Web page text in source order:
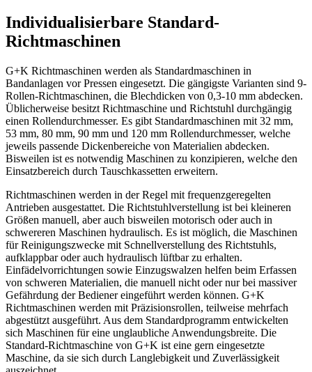
Individualisierbare Standard-
Richtmaschinen
G+K Richtmaschinen werden als Standardmaschinen in
Bandanlagen vor Pressen eingesetzt. Die gängigste Varianten sind 9-
Rollen-Richtmaschinen, die Blechdicken von 0,3-10 mm abdecken.
Üblicherweise besitzt Richtmaschine und Richtstuhl durchgängig
einen Rollendurchmesser. Es gibt Standardmaschinen mit 32 mm,
53 mm, 80 mm, 90 mm und 120 mm Rollendurchmesser, welche
jeweils passende Dickenbereiche von Materialien abdecken.
Bisweilen ist es notwendig Maschinen zu konzipieren, welche den
Einsatzbereich durch Tauschkassetten erweitern.
Richtmaschinen werden in der Regel mit frequenzgeregelten
Antrieben ausgestattet. Die Richtstuhlverstellung ist bei kleineren
Größen manuell, aber auch bisweilen motorisch oder auch in
schwereren Maschinen hydraulisch. Es ist möglich, die Maschinen
für Reinigungszwecke mit Schnellverstellung des Richtstuhls,
aufklappbar oder auch hydraulisch lüftbar zu erhalten.
Einfädelvorrichtungen sowie Einzugswalzen helfen beim Erfassen
von schweren Materialien, die manuell nicht oder nur bei massiver
Gefährdung der Bediener eingeführt werden können. G+K
Richtmaschinen werden mit Präzisionsrollen, teilweise mehrfach
abgestützt ausgeführt. Aus dem Standardprogramm entwickelten
sich Maschinen für eine unglaubliche Anwendungsbreite. Die
Standard-Richtmaschine von G+K ist eine gern eingesetzte
Maschine, da sie sich durch Langlebigkeit und Zuverlässigkeit